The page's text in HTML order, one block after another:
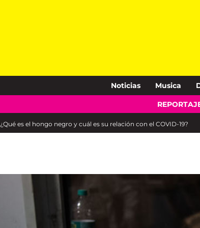
Noticias Musica
¿Qué es el hongo negro y cuál es su relación con el COVID-19?